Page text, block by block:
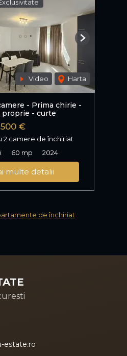
Video Harta
Next
- Prima chirie -
proprie - curte
500 €
2 camere de închiriat
60 mp 2024
multe detalii
de închiriat
estate.ro